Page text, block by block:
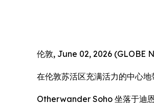
伦敦, June 02, 2026 (GLOBE
在伦敦苏活区充满活力的中心地
Otherwander Soho 坐落于迪